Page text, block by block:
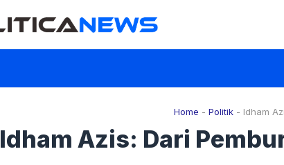
Home - Politik - Idham
Idham Azis: Dari